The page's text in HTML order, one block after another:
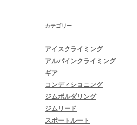
カテゴリー
アイスクライミング
アルパインクライミング
ギア
コンディショニング
ジムボルダリング
ジムリード
スポートルート